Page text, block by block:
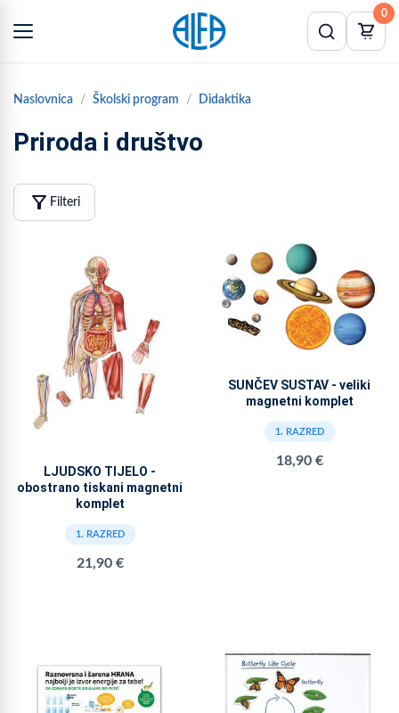
0
Naslovnica Školski program Didaktika
Priroda i društvo
filter_alt Filteri
LJUDSKO TIJELO -
obostrano tiskani magnetni
komplet
1. RAZRED
21,90 €
SUNČEV SUSTAV - veliki
magnetni komplet
1. RAZRED
18,90 €